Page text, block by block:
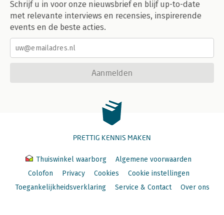
Schrijf u in voor onze nieuwsbrief en blijf up-to-date
met relevante interviews en recensies, inspirerende
events en de beste acties.
Aanmelden
PRETTIG KENNIS MAKEN
Thuiswinkel waarborg
Algemene voorwaarden
Colofon
Privacy Cookies
Cookie instellingen
Toegankelijkheidsverklaring
Service & Contact Over ons